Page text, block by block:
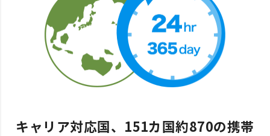
キャリア対応国、151カ国約870の携帯